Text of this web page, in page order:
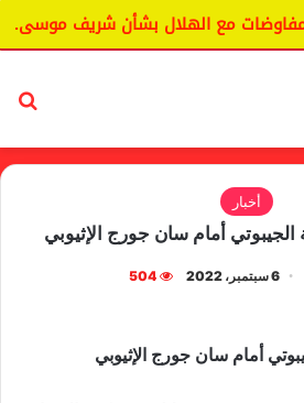
مع الهلال بشأن شريف موسى.
أخبار
الجيبوتي أمام سان جورج الإثيوبي
6 سبتمبر، 2022 504
أمام سان جورج الإثيوبي